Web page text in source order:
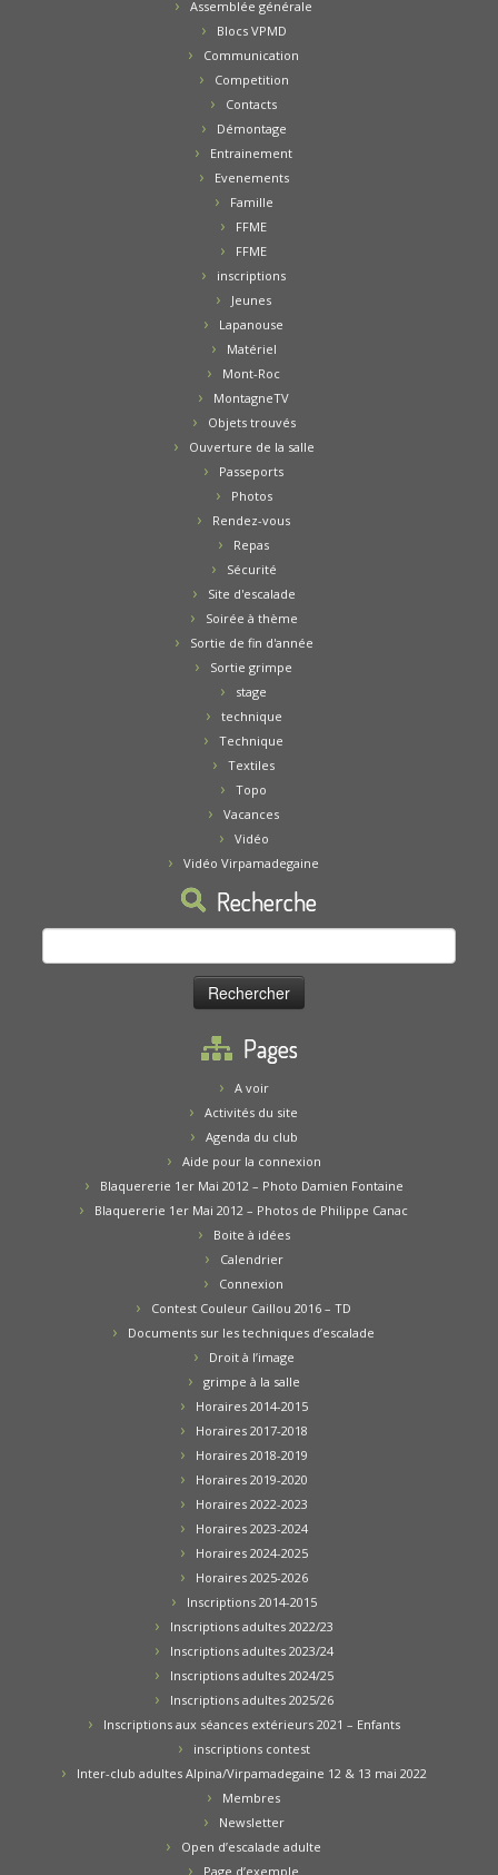
Assemblée générale
Blocs VPMD
Communication
Competition
Contacts
Démontage
Entrainement
Evenements
Famille
FFME
FFME
inscriptions
Jeunes
Lapanouse
Matériel
Mont-Roc
MontagneTV
Objets trouvés
Ouverture de la salle
Passeports
Photos
Rendez-vous
Repas
Sécurité
Site d'escalade
Soirée à thème
Sortie de fin d'année
Sortie grimpe
stage
technique
Technique
Textiles
Topo
Vacances
Vidéo
Vidéo Virpamadegaine
Recherche
Rechercher :
Pages
A voir
Activités du site
Agenda du club
Aide pour la connexion
Blaquererie 1er Mai 2012 – Photo Damien Fontaine
Blaquererie 1er Mai 2012 – Photos de Philippe Canac
Boite à idées
Calendrier
Connexion
Contest Couleur Caillou 2016 – TD
Documents sur les techniques d’escalade
Droit à l’image
grimpe à la salle
Horaires 2014-2015
Horaires 2017-2018
Horaires 2018-2019
Horaires 2019-2020
Horaires 2022-2023
Horaires 2023-2024
Horaires 2024-2025
Horaires 2025-2026
Inscriptions 2014-2015
Inscriptions adultes 2022/23
Inscriptions adultes 2023/24
Inscriptions adultes 2024/25
Inscriptions adultes 2025/26
Inscriptions aux séances extérieurs 2021 – Enfants
inscriptions contest
Inter-club adultes Alpina/Virpamadegaine 12 & 13 mai 2022
Membres
Newsletter
Open d’escalade adulte
Page d’exemple